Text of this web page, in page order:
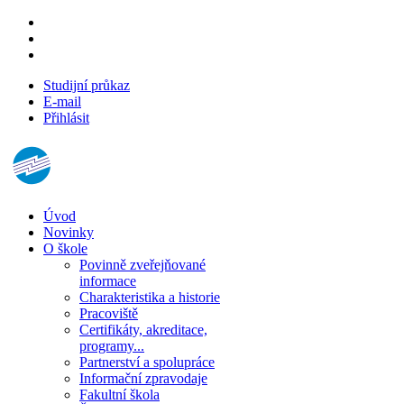
Studijní průkaz
E-mail
Přihlásit
Úvod
Novinky
O škole
Povinně zveřejňované
informace
Charakteristika a historie
Pracoviště
Certifikáty, akreditace,
programy...
Partnerství a spolupráce
Informační zpravodaje
Fakultní škola